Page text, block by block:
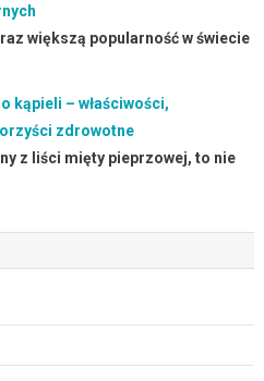
większą popularność w świecie
kąpieli – właściwości,
zdrowotne
z liści mięty pieprzowej, to nie